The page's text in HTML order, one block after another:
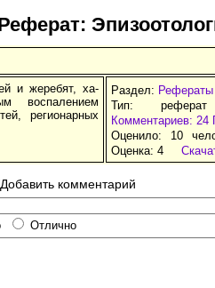
и жеребят, ха­
воспалением
регионарных
Раздел: Рефераты
Тип:
Комментариев: 24
Оценило: 10
Оценка: 4
комментарий
Отлично